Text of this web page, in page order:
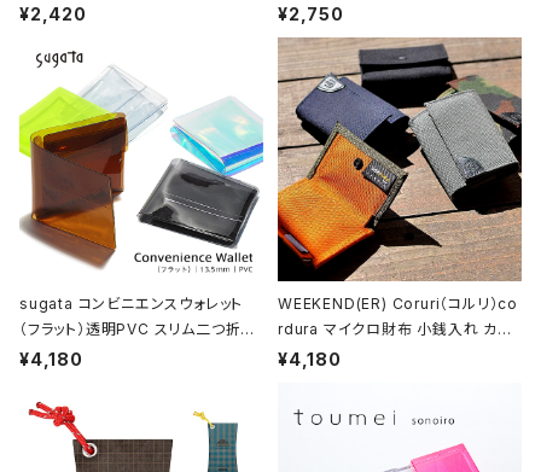
¥2,420 ¥2,750
sugata コンビニエンスウォレット
（フラット）透明PVC スリム二つ折り
財布
¥4,180
WEEKEND(ER) Coruri（コルリ）co
rdura マイクロ財布 小銭入れ カー
ド入れ
¥4,180